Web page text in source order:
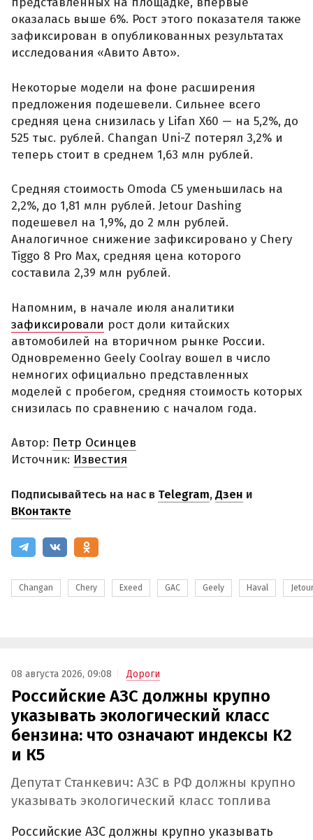
оказалась выше 6%. Рост этого показателя также
зафиксирован в опубликованных результатах
исследования «Авито Авто».
Некоторые модели на фоне расширения
предложения подешевели. Сильнее всего
средняя цена снизилась у Lifan X60 — на 5,2%, до
525 тыс. рублей. Changan Uni-Z потерял 3,2% и
теперь стоит в среднем 1,63 млн рублей.
Средняя стоимость Omoda C5 уменьшилась на
2,2%, до 1,81 млн рублей. Jetour Dashing
подешевел на 1,9%, до 2 млн рублей.
Аналогичное снижение зафиксировано у Chery
Tiggo 8 Pro Max, средняя цена которого
составила 2,39 млн рублей.
Напомним, в начале июля аналитики
зафиксировали рост доли китайских
автомобилей на вторичном рынке России.
Одновременно Geely Coolray вошел в число
немногих официально представленных
моделей с пробегом, средняя стоимость которых
снизилась по сравнению с началом года.
Автор: Петр Осинцев
Источник: Известия
Подписывайтесь на нас в Telegram,Дзен и
ВКонтакте
Changan Chery Exeed GAC Geely Haval Jetour
08 августа 2026, 09:08 Дороги
Российские АЗС должны крупно
указывать экологический класс
бензина: что означают индексы К2
и К5
Депутат Станкевич: АЗС в РФ должны крупно
указывать экологический класс топлива
Российские АЗС должны крупно указывать